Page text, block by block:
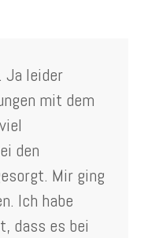
Ja leider
mit dem
den
Mir ging
Ich habe
dass es bei